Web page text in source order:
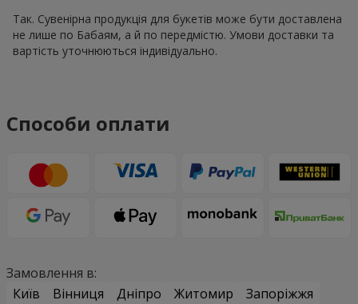
Так. Сувенірна продукція для букетів може бути доставлена
не лише по Бабаям, а й по передмістю. Умови доставки та
вартість уточнюються індивідуально.
Способи оплати
Замовлення в:
Київ
Вінниця Дніпро Житомир
Запоріжжя